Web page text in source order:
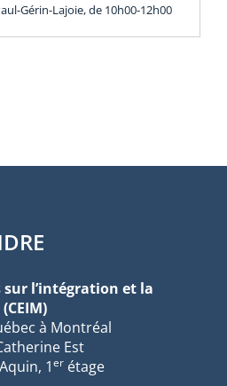
Gérin-Lajoie, de 10h00-12h00
sur l’intégration et la
à Montréal
Est
1er étage